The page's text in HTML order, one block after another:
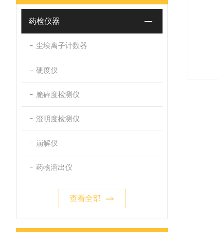
药检仪器
尘埃离子计数器
硬度仪
脆碎度检测仪
澄明度检测仪
崩解仪
药物溶出仪
查看全部